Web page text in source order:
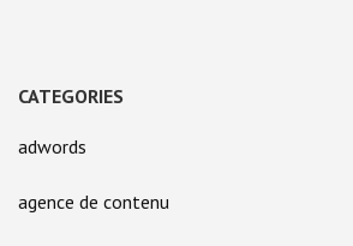
CATEGORIES
adwords
agence de contenu